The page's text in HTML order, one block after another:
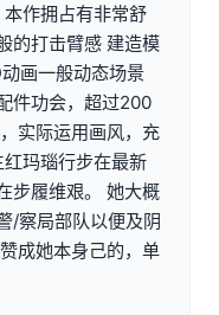
作拥占有非常舒
的打击臂感 建造模
画一般动态场景
件功会，超过200
实际运用画风，充
玛瑙行步在最新
步履维艰。 她大概
/察局部队以便及阴
成她本身己的，单